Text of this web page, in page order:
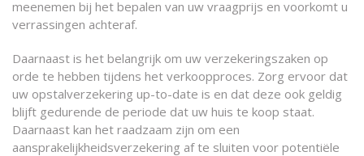
meenemen bij het bepalen van uw vraagprijs en voorkomt u
verrassingen achteraf.
Daarnaast is het belangrijk om uw verzekeringszaken op
orde te hebben tijdens het verkoopproces. Zorg ervoor dat
uw opstalverzekering up-to-date is en dat deze ook geldig
blijft gedurende de periode dat uw huis te koop staat.
Daarnaast kan het raadzaam zijn om een
aansprakelijkheidsverzekering af te sluiten voor potentiële